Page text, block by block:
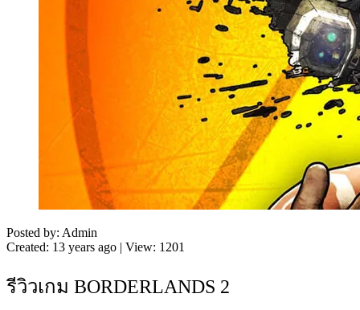
Posted by: Admin
Created: 13 years ago | View: 1201
รีวิวเกม BORDERLANDS 2